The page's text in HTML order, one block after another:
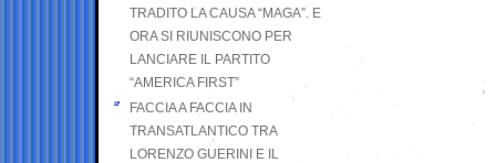
TRADITO LA CAUSA “MAGA”. E
ORA SI RIUNISCONO PER
LANCIARE IL PARTITO
“AMERICA FIRST”
FACCIA A FACCIA IN
TRANSATLANTICO TRA
LORENZO GUERINI E IL